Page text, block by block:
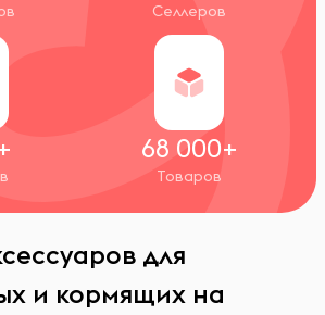
Селлеров
68 000+
Товаров
для
и кормящих на